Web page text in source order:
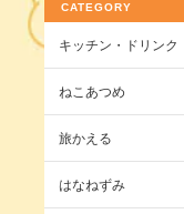
CATEGORY
キッチン・ドリンク
ねこあつめ
旅かえる
はなねずみ